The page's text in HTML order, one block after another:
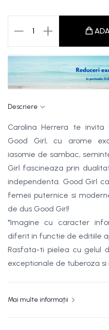
1
Descriere
Carolina Herrera te
Good Girl, cu arome
iasomie de sambac,
Girl fascineaza prin
independenta. Good Girl
femeii puternice si
de dus Good Girl!
*Imagine cu caracter
diferit in functie de editiile
Rasfata-ti pielea cu gelul
exceptionale de tuberoza
Mai multe informații